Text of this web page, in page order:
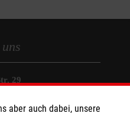
29
aber auch dabei, unsere